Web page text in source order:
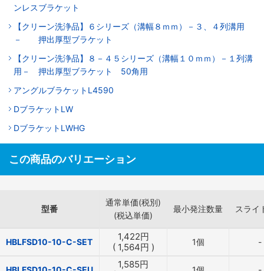
ンレスブラケット
【クリーン洗浄品】６シリーズ（溝幅８ｍｍ）－３、４列溝用
－ 押出厚型ブラケット
【クリーン洗浄品】８－４５シリーズ（溝幅１０ｍｍ）－１列溝
用－ 押出厚型ブラケット 50角用
アングルブラケットL4590
DブラケットLW
DブラケットLWHG
この商品のバリエーション
型番
通常単価(税別)
(税込単価)
最小発注数量 スライ
HBLFSD10-10-C-SET 1,422円
( 1,564円 ) 1個 -
1,585円